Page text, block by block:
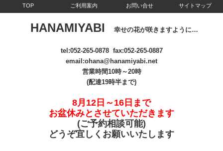
TOP ご利用案内 お問い合せ サイトマップ
HANAMIYABI 幸せの花が咲きますように…
tel:052-265-0878fax:052-265-0887
email :ohana@hanamiyabi.net
営業時間10時～20時
(配達19時半まで)
8月12日～16日まで
お盆休みとさせていただきます
(ご予約相談可能)
どうぞ宜しくお願いいたします